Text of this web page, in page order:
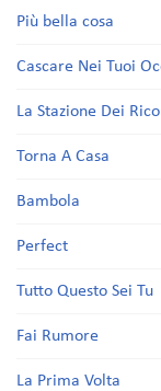
Più bella cosa
Cascare Nei Tuoi
La Stazione Dei
Torna A Casa
Bambola
Perfect
Tutto Questo Sei Tu
Fai Rumore
La Prima Volta